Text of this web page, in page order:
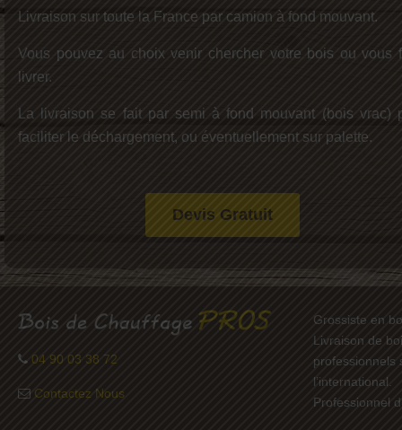
Livraison sur toute la France par camion à fond mouvant.
Vous pouvez au choix venir chercher votre bois ou vous
livrer.
La livraison se fait par semi à fond mouvant (bois vrac)
faciliter le déchargement, ou éventuellement sur palette.
Devis Gratuit
04 90 03 38 72
Contactez Nous
Grossiste en
Livraison de
professionnels
l’international.
Professionnel